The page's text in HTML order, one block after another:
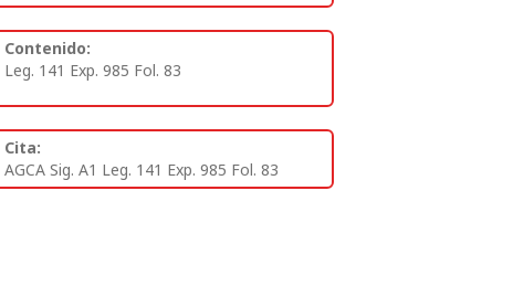
Contenido:
Leg. 141 Exp. 985 Fol. 83
Cita:
AGCA Sig. A1 Leg. 141 Exp. 985 Fol. 83